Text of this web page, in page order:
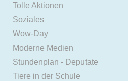
Tolle Aktionen
Soziales
Wow-Day
Moderne Medien
Stundenplan - Deputate
Tiere in der Schule